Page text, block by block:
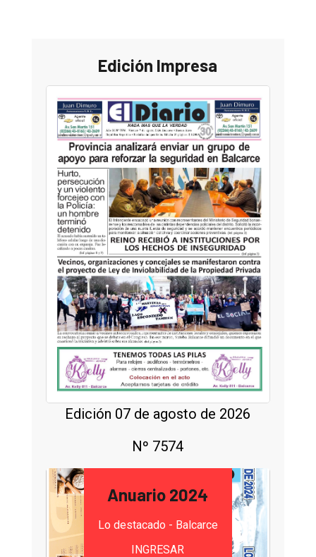
Edición Impresa
Edición 07 de agosto de 2026
Nº 7574
Anuario 2024
Lo destacado - Balcarce
INGRESAR